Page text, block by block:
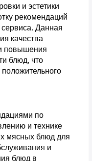
и эстетики
рекомендаций
Данная
качества
повышения
блюд, что
по
и технике
мясных блюд для
и
блюд в